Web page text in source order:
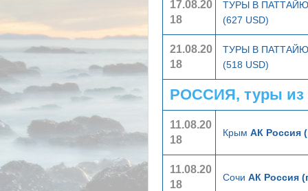
17.08.20
18
ТУРЫ В
(627 USD)
21.08.20
18
ТУРЫ В
(518 USD)
РОССИЯ, туры
11.08.20
18
Крым АК Россия
11.08.20
18
Сочи АК Россия